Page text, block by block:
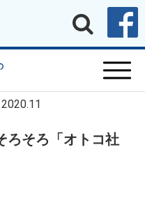
2020.11
ろそろ「オトコ社